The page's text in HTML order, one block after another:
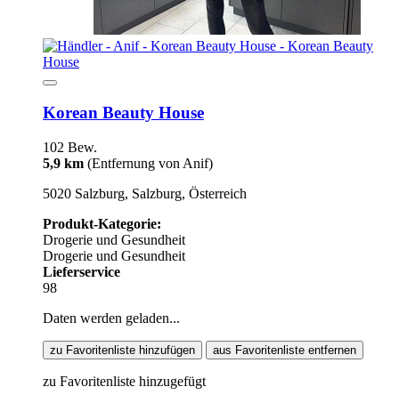
Korean Beauty House
102 Bew.
5,9 km (Entfernung von Anif)
5020 Salzburg, Salzburg, Österreich
Produkt-Kategorie:
Drogerie und Gesundheit
Drogerie und Gesundheit
Lieferservice
98
Daten werden geladen...
zu Favoritenliste hinzufügen aus Favoritenliste entfernen
zu Favoritenliste hinzugefügt